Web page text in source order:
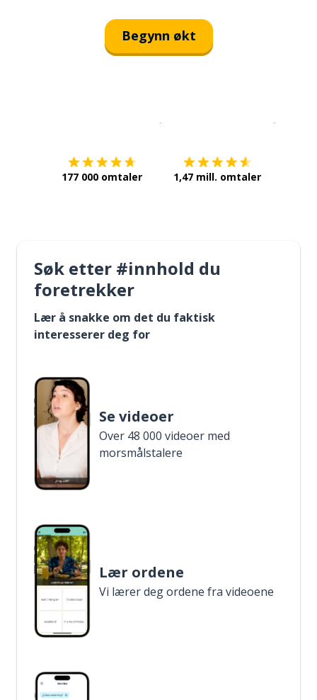
Begynn økt
177 000 omtaler 1,47 mill. omtaler
Søk etter #innhold du
foretrekker
Lær å snakke om det du faktisk
interesserer deg for
Se videoer
Over 48 000 videoer med
morsmålstalere
Lær ordene
Vi lærer deg ordene fra videoene